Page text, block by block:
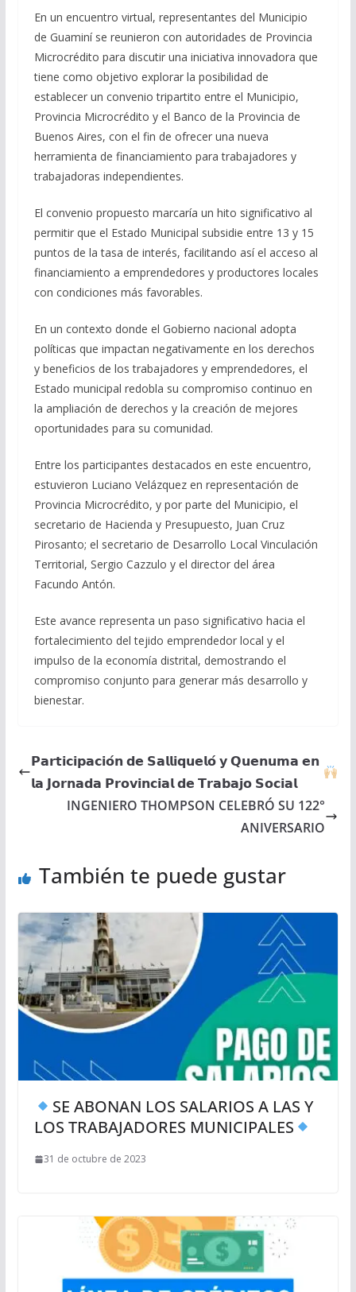
En un encuentro virtual, representantes del Municipio
de Guaminí se reunieron con autoridades de Provincia
Microcrédito para discutir una iniciativa innovadora que
tiene como objetivo explorar la posibilidad de
establecer un convenio tripartito entre el Municipio,
Provincia Microcrédito y el Banco de la Provincia de
Buenos Aires, con el fin de ofrecer una nueva
herramienta de financiamiento para trabajadores y
trabajadoras independientes.
El convenio propuesto marcaría un hito significativo al
permitir que el Estado Municipal subsidie entre 13 y 15
puntos de la tasa de interés, facilitando así el acceso al
financiamiento a emprendedores y productores locales
con condiciones más favorables.
En un contexto donde el Gobierno nacional adopta
políticas que impactan negativamente en los derechos
y beneficios de los trabajadores y emprendedores, el
Estado municipal redobla su compromiso continuo en
la ampliación de derechos y la creación de mejores
oportunidades para su comunidad.
Entre los participantes destacados en este encuentro,
estuvieron Luciano Velázquez en representación de
Provincia Microcrédito, y por parte del Municipio, el
secretario de Hacienda y Presupuesto, Juan Cruz
Pirosanto; el secretario de Desarrollo Local Vinculación
Territorial, Sergio Cazzulo y el director del área
Facundo Antón.
Este avance representa un paso significativo hacia el
fortalecimiento del tejido emprendedor local y el
impulso de la economía distrital, demostrando el
compromiso conjunto para generar más desarrollo y
bienestar.
𝗣𝗮𝗿𝘁𝗶𝗰𝗶𝗽𝗮𝗰𝗶𝗼́𝗻 𝗱𝗲 𝗦𝗮𝗹𝗹𝗶𝗾𝘂𝗲𝗹𝗼́ 𝘆 𝗤𝘂𝗲𝗻𝘂𝗺𝗮 𝗲𝗻
𝗹𝗮 𝗝𝗼𝗿𝗻𝗮𝗱𝗮 𝗣𝗿𝗼𝘃𝗶𝗻𝗰𝗶𝗮𝗹 𝗱𝗲 𝗧𝗿𝗮𝗯𝗮𝗷𝗼 𝗦𝗼𝗰𝗶𝗮𝗹
INGENIERO THOMPSON CELEBRÓ SU 122°
ANIVERSARIO
También te puede gustar
SE ABONAN LOS SALARIOS A LAS Y
LOS TRABAJADORES MUNICIPALES
31 de octubre de 2023